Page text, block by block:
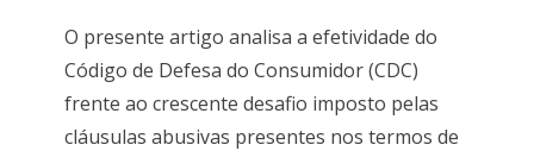
O presente artigo analisa a efetividade do
Código de Defesa do Consumidor (CDC)
frente ao crescente desafio imposto pelas
cláusulas abusivas presentes nos termos de